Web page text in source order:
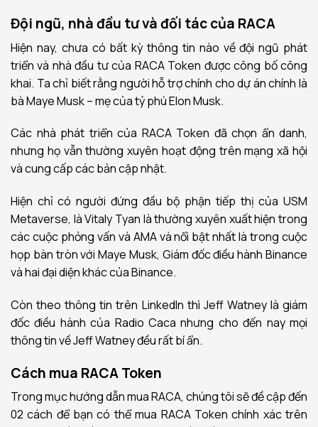
Đội ngũ, nhà đầu tư và đối tác của RACA
Hiện nay, chưa có bất kỳ thông tin nào về đội ngũ phát
triển và nhà đầu tư của RACA Token được công bố công
khai. Ta chỉ biết rằng người hỗ trợ chính cho dự án chính là
bà Maye Musk – mẹ của tỷ phú Elon Musk.
Các nhà phát triển của RACA Token đã chọn ẩn danh,
nhưng họ vẫn thường xuyên hoạt động trên mạng xã hội
và cung cấp các bản cập nhật.
Hiện chỉ có người đứng đầu bộ phận tiếp thị của USM
Metaverse, là Vitaly Tyan là thường xuyên xuất hiện trong
các cuộc phỏng vấn và AMA và nổi bật nhất là trong cuộc
họp bàn tròn với Maye Musk, Giám đốc điều hành Binance
và hai đại diện khác của Binance.
Còn theo thông tin trên LinkedIn thì Jeff Watney là giám
đốc điều hành của Radio Caca nhưng cho đến nay mọi
thông tin về Jeff Watney đều rất bí ẩn.
Cách mua RACA Token
Trong mục hướng dẫn mua RACA, chúng tôi sẽ đề cập đến
02 cách để bạn có thể mua RACA Token chính xác trên